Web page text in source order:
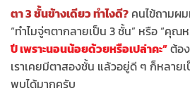
ตา 3 ชั้นข้างเดียว ทำไงดี? คนไข้ถามผ
“ทำไมจู่ๆตากลายเป็น 3 ชั้น” หรือ “คุณ
ปี เพราะนอนน้อยด้วยหรือเปล่าคะ”ต้อ
เราเคยมีตาสองชั้น แล้วอยู่ดี ๆ ก็หลา
พบได้มากครับ